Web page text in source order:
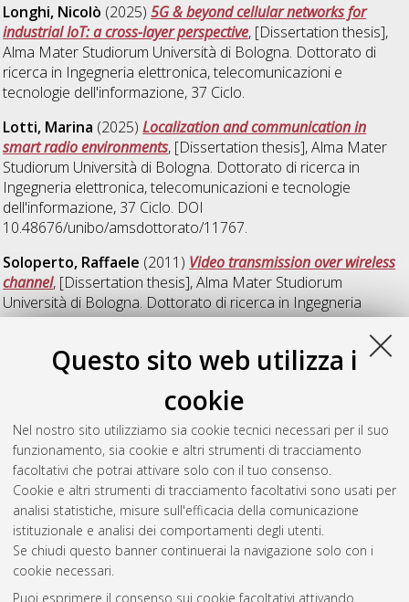
Questo sito web utilizza i
cookie
Nel nostro sito utilizziamo sia cookie tecnici necessari per il suo
funzionamento, sia cookie e altri strumenti di tracciamento
facoltativi che potrai attivare solo con il tuo consenso.
Cookie e altri strumenti di tracciamento facoltativi sono usati per
analisi statistiche, misure sull'efficacia della comunicazione
istituzionale e analisi dei comportamenti degli utenti.
Se chiudi questo banner continuerai la navigazione solo con i
cookie necessari.
Puoi esprimere il consenso sui cookie facoltativi attivando
Longhi, Nicolò (2025)5G & beyond cellular networks for
industrial IoT: a cross-layer perspective, [Dissertation thesis],
Alma Mater Studiorum Università di Bologna. Dottorato di
ricerca in Ingegneria elettronica, telecomunicazioni e
tecnologie dell'informazione, 37 Ciclo.
Lotti, Marina (2025)Localization and communication in
smart radio environments, [Dissertation thesis], Alma Mater
Studiorum Università di Bologna. Dottorato di ricerca in
Ingegneria elettronica, telecomunicazioni e tecnologie
dell'informazione, 37 Ciclo. DOI
10.48676/unibo/amsdottorato/11767.
Soloperto, Raffaele (2011) Video transmission over wireless
channel, [Dissertation thesis], Alma Mater Studiorum
Università di Bologna. Dottorato di ricerca in Ingegneria
elettronica, informatica e delle telecomunicazioni, 23 Ciclo.
Torcolacci, Giulia(2026)Electromagnetic signal processing for
6G smart radio environments , [Dissertation thesis], Alma
Mater Studiorum Università di Bologna. Dottorato di ricerca in
Ingegneria elettronica, telecomunicazioni e tecnologie
dell'informazione, 38 Ciclo. DOI
10.48676/unibo/amsdottorato/12815.
Questa lista e' stata generata il Wed Aug 5 20:44:30 2026
Atom